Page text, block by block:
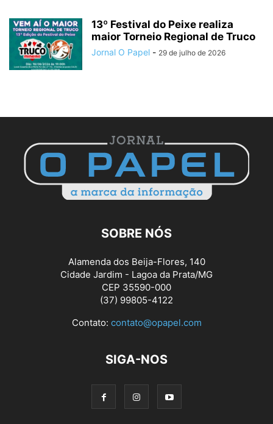
13º Festival do Peixe realiza
maior Torneio Regional de Truco
Jornal O Papel - 29 de julho de 2026
SOBRE NÓS
Alamenda dos Beija-Flores, 140
Cidade Jardim - Lagoa da Prata/MG
CEP 35590-000
(37) 99805-4122
Contato: contato@opapel.com
SIGA-NOS